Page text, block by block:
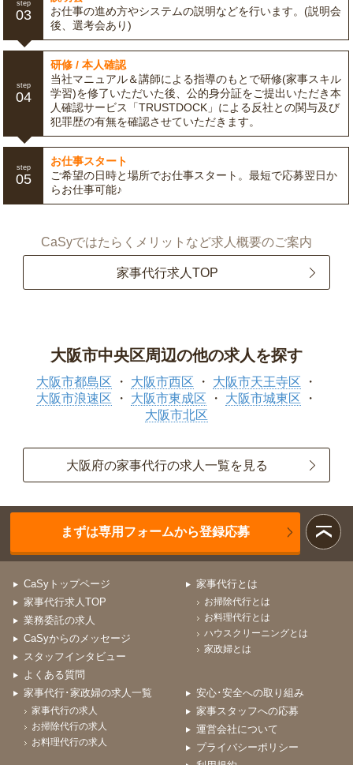
step
03
お仕事の進め方やシステムの説明などを行います。(説明会
後、選考会あり)
step
04
研修 / 本人確認
当社マニュアル＆講師による指導のもとで研修(家事スキル
学習)を修了いただいた後、公的身分証をご提出いただき本
人確認サービス「TRUSTDOCK」による反社との関与及び
犯罪歴の有無を確認させていただきます。
step
05
お仕事スタート
ご希望の日時と場所でお仕事スタート。最短で応募翌日か
らお仕事可能♪
CaSyではたらくメリットなど求人概要のご案内
家事代行求人TOP
大阪市中央区周辺の他の求人を探す
大阪市都島区 大阪市西区
大阪市天王寺区
大阪市浪速区
大阪市東成区
大阪市城東区
大阪市北区
大阪府の家事代行の求人一覧を見る
まずは専用フォームから登録応募
CaSyトップページ
家事代行求人TOP
業務委託の求人
CaSyからのメッセージ
スタッフインタビュー
よくある質問
家事代行とは
お掃除代行とは
お料理代行とは
ハウスクリーニングとは
家政婦とは
家事代行･家政婦の求人一覧
家事代行の求人
お掃除代行の求人
お料理代行の求人
安心･安全への取り組み
家事スタッフへの応募
運営会社について
プライバシーポリシー